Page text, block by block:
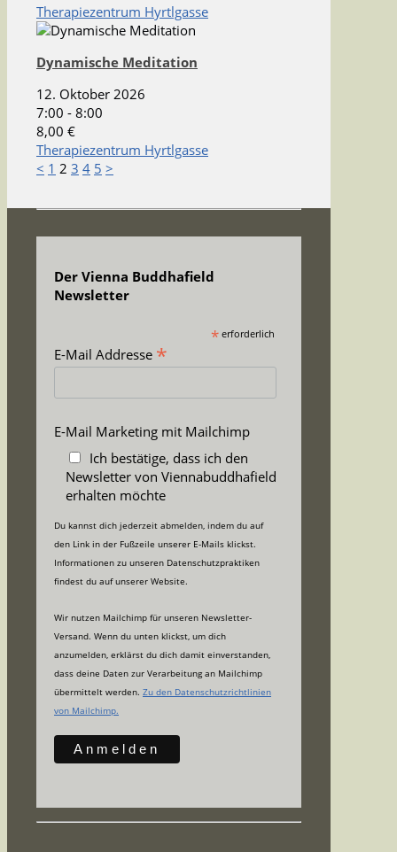
Therapiezentrum Hyrtlgasse
Dynamische Meditation
12. Oktober 2026
7:00 - 8:00
8,00 €
Therapiezentrum Hyrtlgasse
< 1 2 3 4 5 >
Der Vienna Buddhafield
Newsletter
*erforderlich
E-Mail Addresse *
E-Mail Marketing mit Mailchimp
Ich bestätige, dass ich den
Newsletter von Viennabuddhafield
erhalten möchte
Du kannst dich jederzeit abmelden, indem du auf
den Link in der Fußzeile unserer E-Mails klickst.
Informationen zu unseren Datenschutzpraktiken
findest du auf unserer Website.
Wir nutzen Mailchimp für unseren Newsletter-
Versand. Wenn du unten klickst, um dich
anzumelden, erklärst du dich damit einverstanden,
dass deine Daten zur Verarbeitung an Mailchimp
übermittelt werden. Zu den Datenschutzrichtlinien
von Mailchimp.